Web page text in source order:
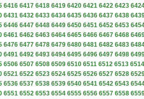
6416 6417 6418 6419 6420 6421 6422 6423
6431 6432 6433 6434 6435 6436 6437 6438
6446 6447 6448 6449 6450 6451 6452 6453
6461 6462 6463 6464 6465 6466 6467 6468
6476 6477 6478 6479 6480 6481 6482 6483
6491 6492 6493 6494 6495 6496 6497 6498
6506 6507 6508 6509 6510 6511 6512 6513 6514
6521 6522 6523 6524 6525 6526 6527 6528
6536 6537 6538 6539 6540 6541 6542 6543
6551 6552 6553 6554 6555 6556 6557 6558